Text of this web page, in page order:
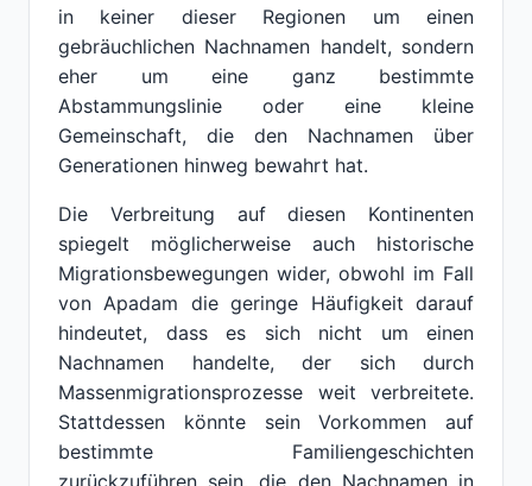
in keiner dieser Regionen um einen
gebräuchlichen Nachnamen handelt, sondern
eher um eine ganz bestimmte
Abstammungslinie oder eine kleine
Gemeinschaft, die den Nachnamen über
Generationen hinweg bewahrt hat.
Die Verbreitung auf diesen Kontinenten
spiegelt möglicherweise auch historische
Migrationsbewegungen wider, obwohl im Fall
von Apadam die geringe Häufigkeit darauf
hindeutet, dass es sich nicht um einen
Nachnamen handelte, der sich durch
Massenmigrationsprozesse weit verbreitete.
Stattdessen könnte sein Vorkommen auf
bestimmte Familiengeschichten
zurückzuführen sein, die den Nachnamen in